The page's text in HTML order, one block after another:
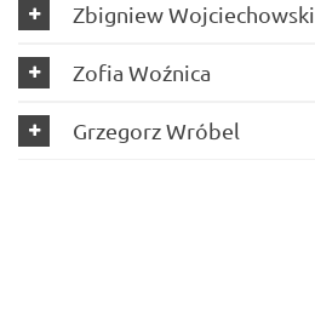
Zbigniew Wojciechowski
Zofia Woźnica
Grzegorz Wróbel